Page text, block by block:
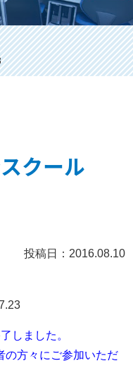
クール
投稿日：2016.08.10
しました。
の方々にご参加いただ